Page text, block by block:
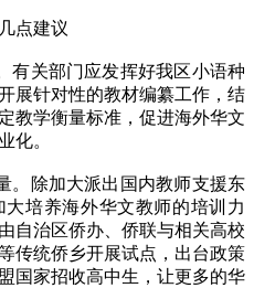
点建议
关部门应发挥好我区小语种
展针对性的教材编纂工作，结
教学衡量标准，促进海外华文
化。
除加大派出国内教师支援东
培养海外华文教师的培训力
自治区侨办、侨联与相关高校
传统侨乡开展试点，出台政策
国家招收高中生，让更多的华